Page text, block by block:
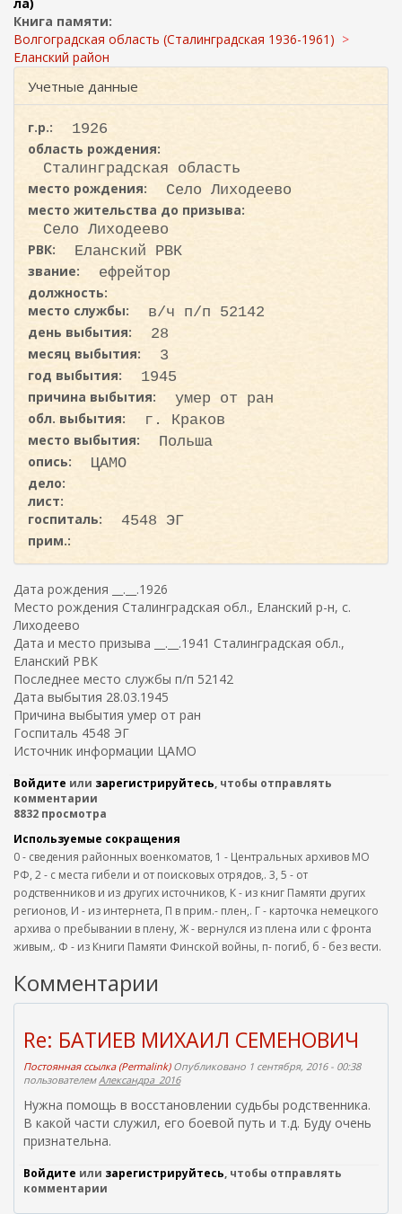
и
с
к
Книга памяти:
Волгоградская область (Сталинградская 1936-1961)
Еланский район
Учетные данные
г.р.:
1926
область рождения:
Сталинградская область
место рождения:
Село Лиходеево
место жительства до призыва:
Село Лиходеево
РВК:
Еланский РВК
звание:
ефрейтор
должность:
место службы:
в/ч п/п 52142
день выбытия:
28
месяц выбытия:
3
год выбытия:
1945
причина выбытия:
умер от ран
обл. выбытия:
г. Краков
место выбытия:
Польша
опись:
ЦАМО
дело:
лист:
госпиталь:
4548 ЭГ
прим.:
Дата рождения __.__.1926
Место рождения Сталинградская обл., Еланский р-н, с.
Лиходеево
Дата и место призыва __.__.1941 Сталинградская обл.,
Еланский РВК
Последнее место службы п/п 52142
Дата выбытия 28.03.1945
Причина выбытия умер от ран
Госпиталь 4548 ЭГ
Источник информации ЦАМО
Войдите или зарегистрируйтесь, чтобы отправлять
комментарии
8832 просмотра
Используемые сокращения
0 - сведения районных военкоматов, 1 - Центральных архивов МО
РФ, 2 - с места гибели и от поисковых отрядов,. 3, 5 - от
родственников и из других источников, К - из книг Памяти других
регионов, И - из интернета, П в прим.- плен,. Г - карточка немецкого
архива о пребывании в плену, Ж - вернулся из плена или с фронта
живым,. Ф - из Книги Памяти Финской войны, п- погиб, б - без вести.
Комментарии
Re: БАТИЕВ МИХАИЛ СЕМЕНОВИЧ
Постоянная ссылка (Permalink)Опубликовано 1 сентября, 2016 - 00:38
пользователемАлександра_2016
Нужна помощь в восстановлении судьбы родственника.
В какой части служил, его боевой путь и т.д. Буду очень
признательна.
Войдите или зарегистрируйтесь, чтобы отправлять
комментарии